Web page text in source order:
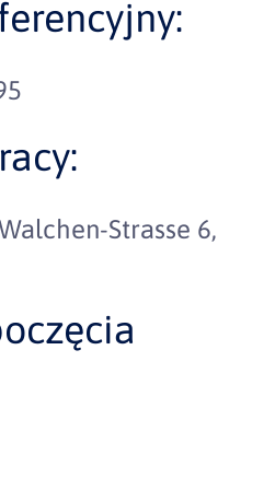
Strasse 6,